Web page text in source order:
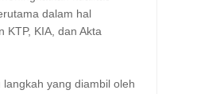
dalam hal
KTP, KIA, dan Akta
langkah yang diambil oleh